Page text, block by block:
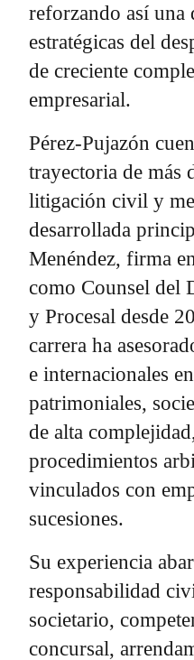
reforzando así una
estratégicas del
de creciente
empresarial.
Pérez-Pujazón
trayectoria de más
litigación civil y
desarrollada
Menéndez, firma
como Counsel del
y Procesal desde
carrera ha
e internacionales
patrimoniales,
de alta
procedimientos
vinculados con
sucesiones.
Su experiencia
responsabilidad
societario,
concursal,